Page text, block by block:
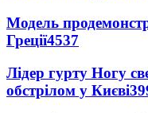
Модель
Греції4537
Лідер гурту Ногу
обстрілом у Києві